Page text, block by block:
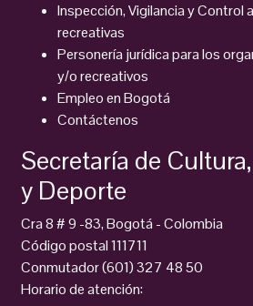
Inspección, Vigilancia y Control
recreativas
Personería jurídica para los
y/o recreativos
Empleo en Bogotá
Contáctenos
Secretaría de
y Deporte
Cra 8 # 9 -83, Bogotá - Colombia
Código postal 111711
Conmutador (601) 327 48 50
Horario de atención: